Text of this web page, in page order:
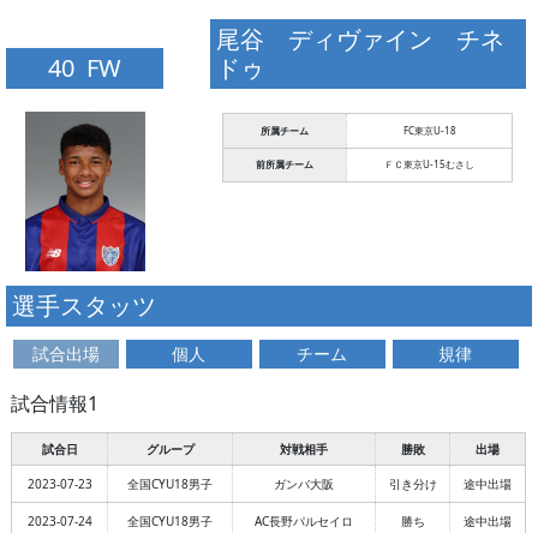
40 FW
尾谷 ディヴァイン チネ
ドゥ
所属チーム FC東京U-18
前所属チーム ＦＣ東京U-15むさし
選手スタッツ
試合出場 個人 チーム 規律
試合情報1
試合日 グループ 対戦相手 勝敗 出場
2023-07-23 全国CYU18男子 ガンバ大阪 引き分け 途中出場
2023-07-24 全国CYU18男子 AC長野パルセイロ 勝ち 途中出場